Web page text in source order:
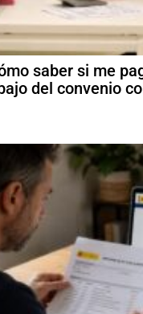
saber si me
del convenio